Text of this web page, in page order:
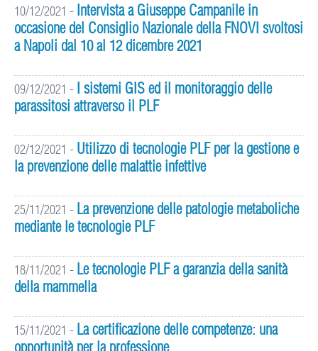
10/12/2021 - Intervista a Giuseppe Campanile in
occasione del Consiglio Nazionale della FNOVI svoltosi
a Napoli dal 10 al 12 dicembre 2021
09/12/2021 - I sistemi GIS ed il monitoraggio delle
parassitosi attraverso il PLF
02/12/2021 - Utilizzo di tecnologie PLF per la gestione e
la prevenzione delle malattie infettive
25/11/2021 - La prevenzione delle patologie metaboliche
mediante le tecnologie PLF
18/11/2021 - Le tecnologie PLF a garanzia della sanità
della mammella
15/11/2021 - La certificazione delle competenze: una
opportunità per la professione